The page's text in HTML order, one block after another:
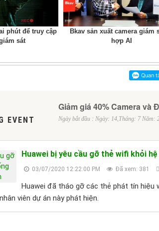
phút để truy cập
sát
Bkav sản xuất camera giám
hợp AI
EVENT
Giảm giá 40% Camera và
Ngày bắt đầu : Ngày: 14,Tháng: 7 Năm:
Huawei bị yêu cầu gỡ thẻ wifi khỏi
03/07/2020 12:22:00 PM Đã xem: 381
Huawei đã tháo gỡ các thẻ phát tín
viên dự án này phát hiện.